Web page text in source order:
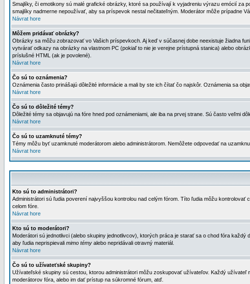
Smajlíky, či emotikony sú malé grafické obrázky, ktoré sa používají k vyjadreniu výrazu emócií za
smajlíky nadmerne nepoužívať, aby sa príspevok nestal nečitateľným. Moderátor môže prípadne
Návrat hore
Môžem pridávať obrázky?
Obrázky sa môžu zobrazovať vo Vašich príspevkoch. Aj keď v súčasnej dobe neexistuje žiadna
vytvárať odkazy na obrázky na vlastnom PC (pokiaľ to nie je verejne prístupná stanica) alebo
príslušné HTML (ak je povolené).
Návrat hore
Čo sú to oznámenia?
Oznámenia často prinášajú dôležité informácie a mali by ste ich čítať čo najskôr. Oznámenia sa
Návrat hore
Čo sú to dôležité témy?
Dôležité témy sa objavujú na fóre hned pod oznámeniami, ale iba na prvej strane. Sú často veľmi
Návrat hore
Čo sú to uzamknuté témy?
Témy môžu byť uzamknuté moderátorom alebo administrátorom. Nemôžete odpovedať na
Návrat hore
Kto sú to administrátori?
Administrátori sú ľudia poverení najvyššou kontrolou nad celým fórom. Títo ľudia môžu
celom fóre.
Návrat hore
Kto sú to moderátori?
Moderátori sú jednotlivci (alebo skupiny jednotlivcov), ktorých práca je starať sa o chod fóra
aby ľudia neprispievali mimo témy alebo nepridávali otravný materiál.
Návrat hore
Čo sú to užívateťské skupiny?
Užívateľské skupiny sú cestou, ktorou administrátori môžu zoskupovať užívateľov. Každý
moderátorov fóra, alebo im dať prístup na súkromné fórum, atď.